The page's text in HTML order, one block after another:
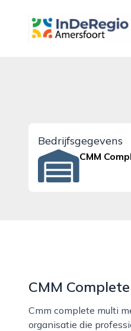
inderegioamersfoort.nl
Bedrijfsgegevens
CMM
CMM
Cmm complete multi media in amersfoort is een betrokken en veelzijdige partner voor iedere
organisatie die